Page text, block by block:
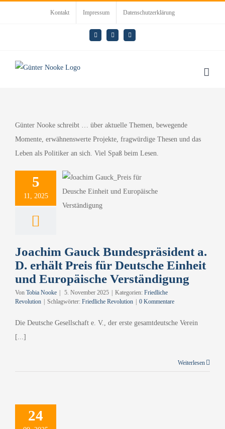
Kontakt Impressum Datenschutzerklärung
E-
Mail
LinkedInRss
Günter Nooke schreibt … über aktuelle Themen, bewegende
Momente, erwähnenswerte Projekte, fragwürdige Thesen und das
Leben als Politiker an sich. Viel Spaß beim Lesen.
5
11, 2025
a.
Preis für
Einheit
Revolution
Joachim Gauck Bundespräsident a.
D. erhält Preis für Deutsche Einheit
und Europäische Verständigung
Von Tobia Nooke 5. November 2025 Kategorien: Friedliche
Revolution
Schlagwörter: Friedliche Revolution 0 Kommentare
Die Deutsche Gesellschaft e. V., der erste gesamtdeutsche Verein
[...]
Weiterlesen
24